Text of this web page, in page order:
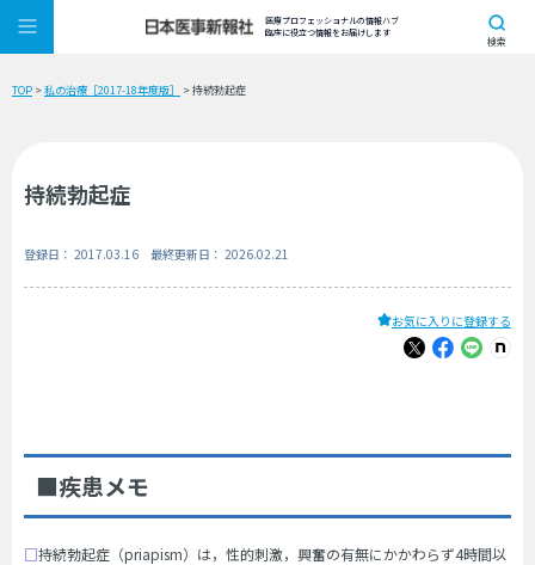
医療プロフェッショナルの情報ハブ
臨床に役立つ情報をお届けします
検索
TOP >私の治療［2017-18年度版］ > 持続勃起症
持続勃起症
登録日： 2017.03.16 最終更新日： 2026.02.21
お気に入りに登録する
■疾患メモ
□持続勃起症（priapism）は，性的刺激，興奮の有無にかかわらず4時間以